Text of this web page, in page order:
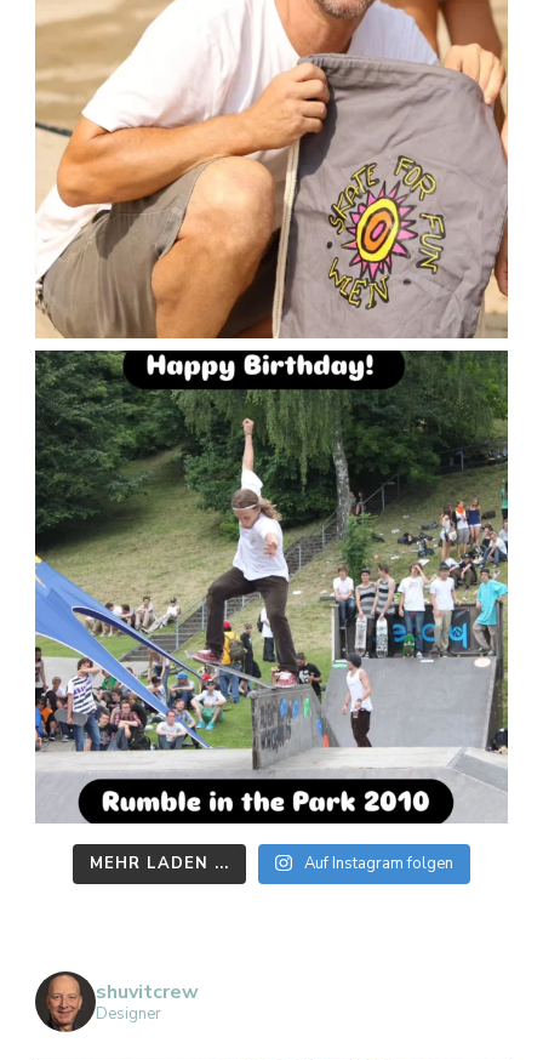
MEHR LADEN ... Auf Instagram folgen
shuvitcrew
Designer